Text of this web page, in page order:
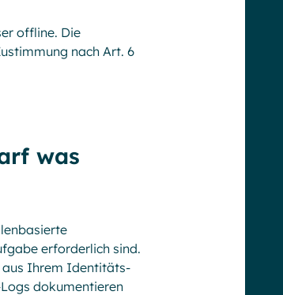
offline. Die
nach Art. 6
was
erforderlich sind.
aus Ihrem Identitäts­
dokumentieren